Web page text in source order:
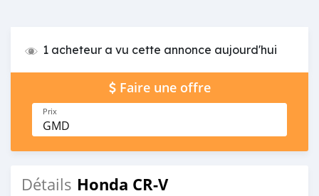
1 acheteur a vu cette annonce aujourd'hui
Faire une offre
Prix
GMD
Détails Honda CR-V